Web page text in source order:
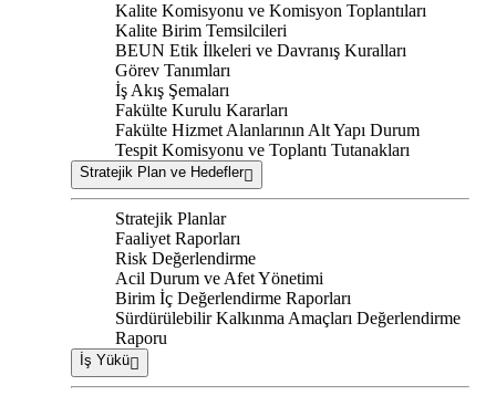
Kalite Komisyonu ve Komisyon Toplantıları
Kalite Birim Temsilcileri
BEUN Etik İlkeleri ve Davranış Kuralları
Görev Tanımları
İş Akış Şemaları
Fakülte Kurulu Kararları
Fakülte Hizmet Alanlarının Alt Yapı Durum
Tespit Komisyonu ve Toplantı Tutanakları
Stratejik Plan ve Hedefler
Stratejik Planlar
Faaliyet Raporları
Risk Değerlendirme
Acil Durum ve Afet Yönetimi
Birim İç Değerlendirme Raporları
Sürdürülebilir Kalkınma Amaçları Değerlendirme
Raporu
İş Yükü